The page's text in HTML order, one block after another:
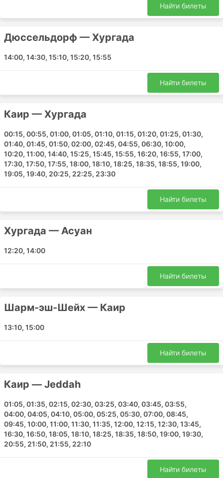
куча вариантов на выбор: время прилета и
отправления, время в пути, аэропорты, цены и
гибкий вариант с точки зрения планирования.
Минусы:
Аэропорты часто расположены далеко от
центра или вообще за городом, а трансфер до/
Временами общая стоимость трансфера
авиабилета.
Вам необходимо прибыть в аэропорт сильно
заранее, и суммарно вы можете потратить
примерно столько же времени, сколько
автобусе. Но актуально это в основном для
Найти билеты
Дюссельдорф — Хургада
14:00, 14:30, 15:10, 15:20, 15:55
Найти билеты
Каир — Хургада
00:15, 00:55, 01:00, 01:05, 01:10, 01:15, 01:20, 01:25, 01:30,
01:40, 01:45, 01:50, 02:00, 02:45, 04:55, 06:30, 10:00,
10:20, 11:00, 14:40, 15:25, 15:45, 15:55, 16:20, 16:55, 17:00,
17:30, 17:50, 17:55, 18:00, 18:10, 18:25, 18:35, 18:55, 19:00,
19:05, 19:40, 20:25, 22:25, 23:30
Найти билеты
Хургада — Асуан
12:20, 14:00
Найти билеты
Шарм-эш-Шейх — Каир
13:10, 15:00
Найти билеты
Каир — Jeddah
01:05, 01:35, 02:15, 02:30, 03:25, 03:40, 03:45, 03:55,
04:00, 04:05, 04:10, 05:00, 05:25, 05:30, 07:00, 08:45,
09:45, 10:00, 11:00, 11:30, 11:35, 12:00, 12:15, 12:30, 13:45,
16:30, 16:50, 18:05, 18:10, 18:25, 18:35, 18:50, 19:00, 19:30,
20:55, 21:50, 21:55, 22:10
Найти билеты